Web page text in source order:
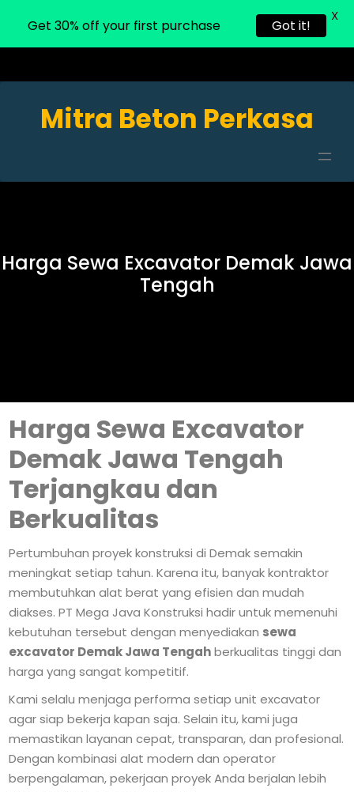
Mitra Beton Perkasa
Harga Sewa Excavator Demak Jawa
Tengah
Harga Sewa Excavator
Demak Jawa Tengah
Terjangkau dan
Berkualitas
Pertumbuhan proyek konstruksi di Demak semakin
meningkat setiap tahun. Karena itu, banyak kontraktor
membutuhkan alat berat yang efisien dan mudah
diakses. PT Mega Java Konstruksi hadir untuk memenuhi
kebutuhan tersebut dengan menyediakan sewa
excavator Demak Jawa Tengahberkualitas tinggi dan
harga yang sangat kompetitif.
Kami selalu menjaga performa setiap unit excavator
agar siap bekerja kapan saja. Selain itu, kami juga
memastikan layanan cepat, transparan, dan profesional.
Dengan kombinasi alat modern dan operator
berpengalaman, pekerjaan proyek Anda berjalan lebih
Get 30% off your first purchase Got it!
X